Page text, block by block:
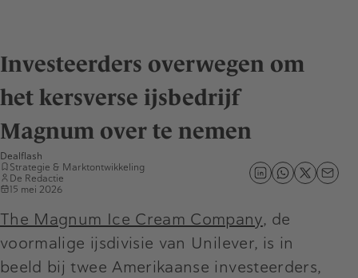
Investeerders overwegen om
het kersverse ijsbedrijf
Magnum over te nemen
Dealflash
Strategie & Marktontwikkeling
De Redactie
15 mei 2026
The Magnum Ice Cream Company, de
voormalige ijsdivisie van Unilever, is in
beeld bij twee Amerikaanse investeerders,